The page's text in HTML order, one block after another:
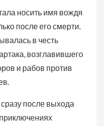
носить имя вождя
после его смерти.
в честь
возглавившего
и рабов против
после выхода